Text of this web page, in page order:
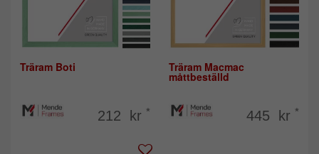
Träram Boti
212 kr *
Träram Macmac
måttbeställd
445 kr *